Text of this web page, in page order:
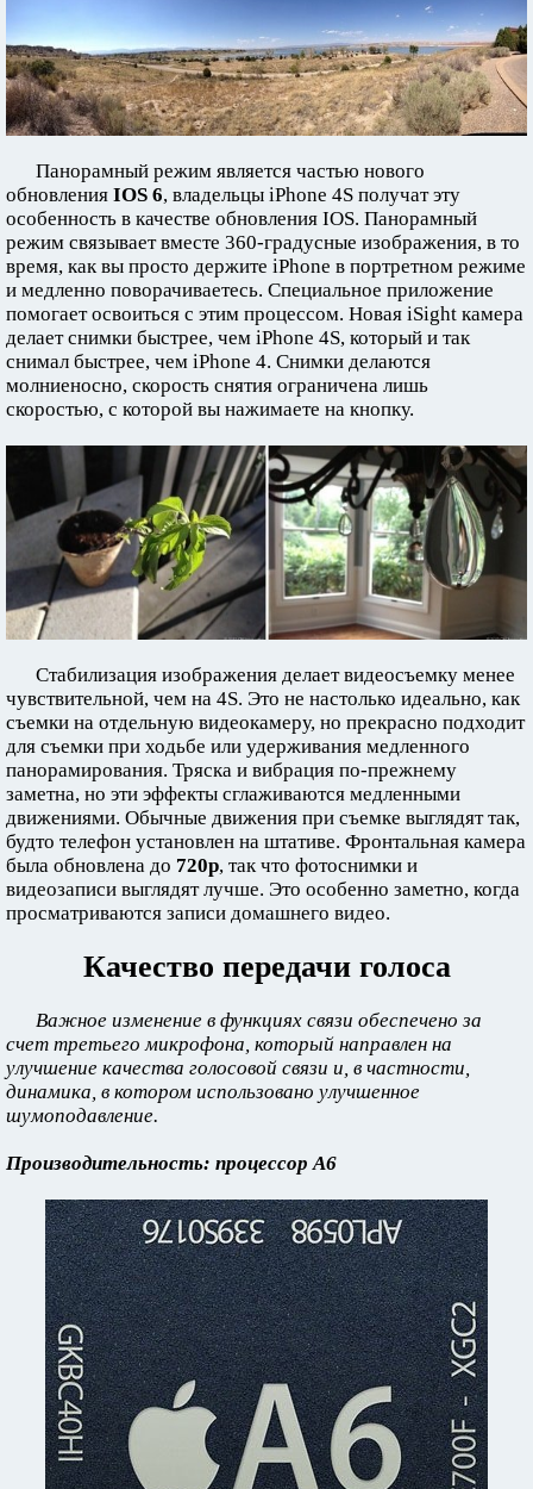
Панорамный режим является частью нового
обновления IOS 6, владельцы iPhone 4S получат эту
особенность в качестве обновления IOS. Панорамный
режим связывает вместе 360-градусные изображения, в то
время, как вы просто держите iPhone в портретном режиме
и медленно поворачиваетесь. Специальное приложение
помогает освоиться с этим процессом. Новая iSight камера
делает снимки быстрее, чем iPhone 4S, который и так
снимал быстрее, чем iPhone 4. Снимки делаются
молниеносно, скорость снятия ограничена лишь
скоростью, с которой вы нажимаете на кнопку.
Стабилизация изображения делает видеосъемку менее
чувствительной, чем на 4S. Это не настолько идеально, как
съемки на отдельную видеокамеру, но прекрасно подходит
для съемки при ходьбе или удерживания медленного
панорамирования. Тряска и вибрация по-прежнему
заметна, но эти эффекты сглаживаются медленными
движениями. Обычные движения при съемке выглядят так,
будто телефон установлен на штативе. Фронтальная камера
была обновлена до 720p, так что фотоснимки и
видеозаписи выглядят лучше. Это особенно заметно, когда
просматриваются записи домашнего видео.
Качество передачи голоса
Важное изменение в функциях связи обеспечено за
счет третьего микрофона, который направлен на
улучшение качества голосовой связи и, в частности,
динамика, в котором использовано улучшенное
шумоподавление.
Производительность: процессор A6